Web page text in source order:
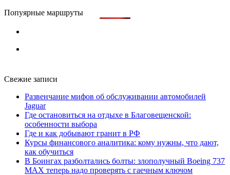
Попуярные маршруты
Свежие записи
Развенчание мифов об обслуживании автомобилей
Jaguar
Где остановиться на отдыхе в Благовещенской:
особенности выбора
Где и как добывают гранит в РФ
Курсы финансового аналитика: кому нужны, что дают,
как обучиться
В Боингах разболтались болты: злополучный Boeing 737
MAX теперь надо проверять с гаечным ключом